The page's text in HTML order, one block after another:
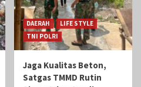
DAERAH
LIFE STYLE
TNI POLRI
Jaga Kualitas Beton,
Satgas TMMD Rutin